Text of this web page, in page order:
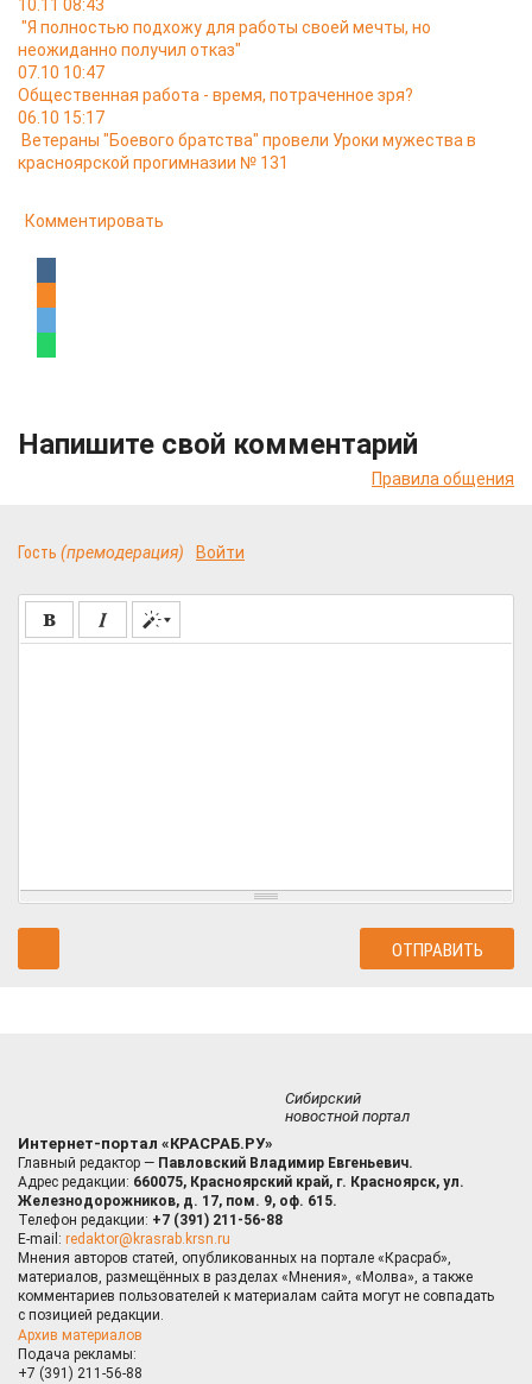
10.11 08:43
"Я полностью подхожу для работы своей мечты, но
неожиданно получил отказ"
07.10 10:47
Общественная работа - время, потраченное зря?
06.10 15:17
Ветераны "Боевого братства" провели Уроки мужества в
красноярской прогимназии № 131
Комментировать
Напишите свой комментарий
Правила общения
Гость (премодерация) Войти
Сибирский
новостной портал
Интернет-портал «КРАСРАБ.РУ»
Главный редактор — Павловский Владимир Евгеньевич.
Адрес редакции: 660075, Красноярский край, г. Красноярск, ул.
Железнодорожников, д. 17, пом. 9, оф. 615.
Телефон редакции: +7 (391) 211-56-88
E-mail: redaktor@krasrab.krsn.ru
Мнения авторов статей, опубликованных на портале «Красраб»,
материалов, размещённых в разделах «Мнения», «Молва», а также
комментариев пользователей к материалам сайта могут не совпадать
с позицией редакции.
Архив материалов
Подача рекламы:
+7 (391) 211-56-88